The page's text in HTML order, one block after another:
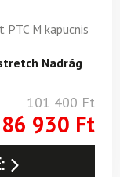
PTC M kapucnis
Nadrág
101 400Ft
86 930 Ft